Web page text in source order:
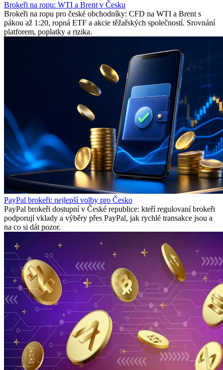
Brokeři na ropu: WTI a Brent v Česku
Brokeři na ropu pro české obchodníky: CFD na WTI a Brent s
pákou až 1:20, ropná ETF a akcie těžařských společností. Srovnání
platforem, poplatky a rizika.
PayPal brokeři: nejlepší volby pro Česko
PayPal brokeři dostupní v České republice: kteří regulovaní brokeři
podporují vklady a výběry přes PayPal, jak rychlé transakce jsou a
na co si dát pozor.